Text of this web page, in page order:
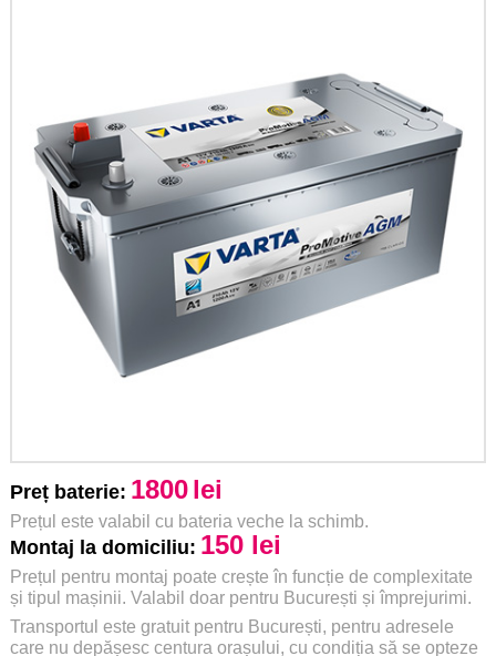
Preț baterie: 1800lei
Prețul este valabil cu bateria veche la schimb.
Montaj la domiciliu: 150 lei
Prețul pentru montaj poate crește în funcție de complexitate
și tipul mașinii. Valabil doar pentru București și împrejurimi.
Transportul este gratuit pentru București, pentru adresele
care nu depășesc centura orașului, cu condiția să se opteze